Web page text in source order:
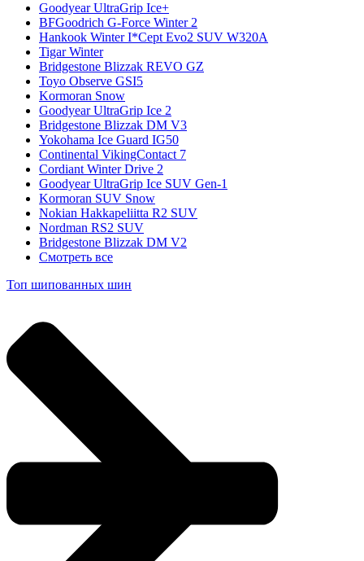
Goodyear UltraGrip Ice+
BFGoodrich G-Force Winter 2
Hankook Winter I*Cept Evo2 SUV W320A
Tigar Winter
Bridgestone Blizzak REVO GZ
Toyo Observe GSI5
Kormoran Snow
Goodyear UltraGrip Ice 2
Bridgestone Blizzak DM V3
Yokohama Ice Guard IG50
Continental VikingContact 7
Cordiant Winter Drive 2
Goodyear UltraGrip Ice SUV Gen-1
Kormoran SUV Snow
Nokian Hakkapeliitta R2 SUV
Nordman RS2 SUV
Bridgestone Blizzak DM V2
Смотреть все
Топ шипованных шин